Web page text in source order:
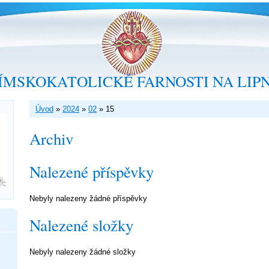
FARNOSTI NA
Úvod » 2024 » 02 » 15
Archiv
Nalezené příspěvky
Nebyly nalezeny žádné příspěvky
Nalezené složky
Nebyly nalezeny žádné složky